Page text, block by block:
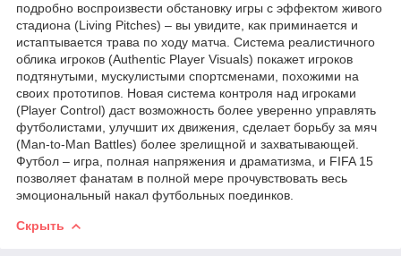
подробно воспроизвести обстановку игры с эффектом живого
стадиона (Living Pitches) – вы увидите, как приминается и
истаптывается трава по ходу матча. Система реалистичного
облика игроков (Authentic Player Visuals) покажет игроков
подтянутыми, мускулистыми спортсменами, похожими на
своих прототипов. Новая система контроля над игроками
(Player Control) даст возможность более уверенно управлять
футболистами, улучшит их движения, сделает борьбу за мяч
(Man-to-Man Battles) более зрелищной и захватывающей.
Футбол – игра, полная напряжения и драматизма, и FIFA 15
позволяет фанатам в полной мере прочувствовать весь
эмоциональный накал футбольных поединков.
Скрыть